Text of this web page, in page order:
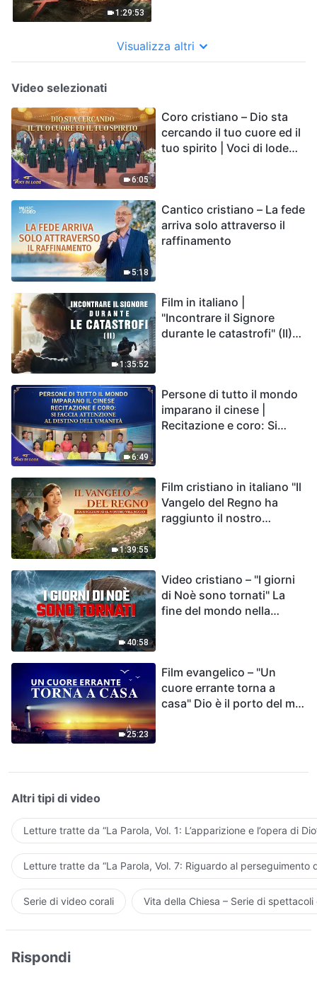
1:29:53
Visualizza altri
Video selezionati
6:05
Coro cristiano – Dio sta
cercando il tuo cuore ed il
tuo spirito | Voci di lode
5:18
Cantico cristiano – La fede
arriva solo attraverso il
raffinamento
1:35:52
Film in italiano |
"Incontrare il Signore
durante le catastrofi" (II)
Regno di Dio?
6:49
Persone di tutto il mondo
imparano il cinese |
Recitazione e coro: Si
1:39:55
Film cristiano in italiano "Il
Vangelo del Regno ha
raggiunto il nostro
40:58
Video cristiano – "I giorni
di Noè sono tornati" La
fine del mondo nella
25:23
Film evangelico – "Un
cuore errante torna a
casa" Dio è il porto del mio
Altri tipi di video
Letture tratte da “La Parola, Vol. 1: L’apparizione e l’opera di
Letture tratte da “La Parola, Vol. 7: Riguardo al perseguimento
Serie di video corali Vita della Chiesa – Serie di
Rispondi